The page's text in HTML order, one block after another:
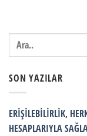
SON YAZILAR
ERİŞİLEBİLİRLİK,
HESAPLARIYLA